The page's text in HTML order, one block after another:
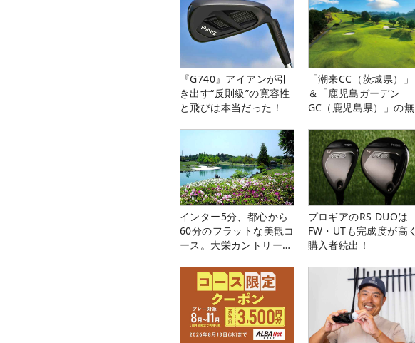
『G740』アイアンが引
き出す“反則級”の寛容性
と飛びは本当だった！
「潮来CC（茨城県）」
＆「鹿児島ガーデン
GC（鹿児島県）」の無
インター5分、都心から
60分のフラットな美観コ
ース。大栄カントリー俱
プロギアのRS DUOは
FW・UTも完成度が高く
購入者続出！